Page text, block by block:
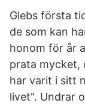
Glebs första
de som kan
honom för år
prata mycket,
har varit i sitt
livet". Undrar